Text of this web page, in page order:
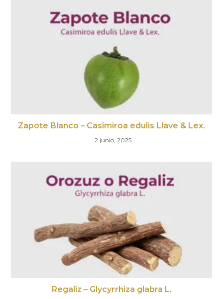
Zapote Blanco – Casimiroa edulis Llave & Lex.
2 junio, 2025
Regaliz – Glycyrrhiza glabra L.